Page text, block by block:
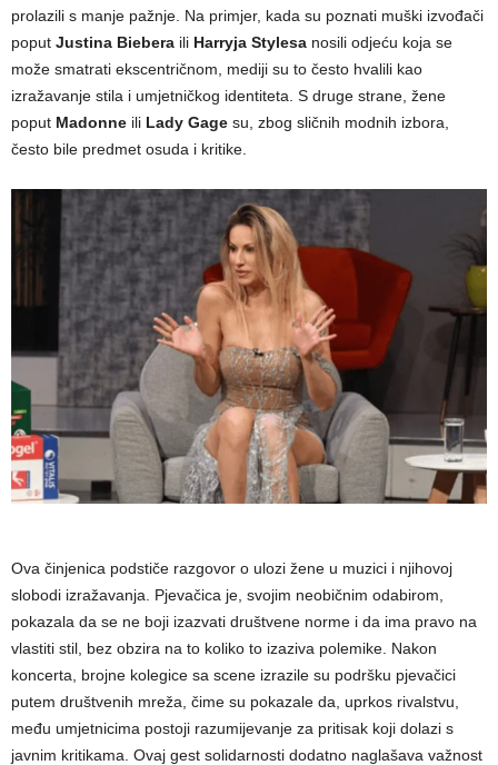
prolazili s manje pažnje. Na primjer, kada su poznati muški izvođači
poput Justina Biebera ili Harryja Stylesa nosili odjeću koja se
može smatrati ekscentričnom, mediji su to često hvalili kao
izražavanje stila i umjetničkog identiteta. S druge strane, žene
poput Madonne ili Lady Gage su, zbog sličnih modnih izbora,
često bile predmet osuda i kritike.
Ova činjenica podstiče razgovor o ulozi žene u muzici i njihovoj
slobodi izražavanja. Pjevačica je, svojim neobičnim odabirom,
pokazala da se ne boji izazvati društvene norme i da ima pravo na
vlastiti stil, bez obzira na to koliko to izaziva polemike. Nakon
koncerta, brojne kolegice sa scene izrazile su podršku pjevačici
putem društvenih mreža, čime su pokazale da, uprkos rivalstvu,
među umjetnicima postoji razumijevanje za pritisak koji dolazi s
javnim kritikama. Ovaj gest solidarnosti dodatno naglašava važnost